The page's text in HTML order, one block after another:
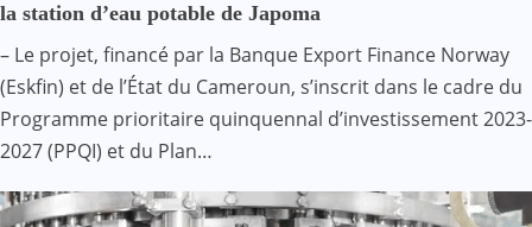
la station d’eau potable de Japoma
– Le projet, financé par la Banque Export Finance Norway
(Eskfin) et de l’État du Cameroun, s’inscrit dans le cadre du
Programme prioritaire quinquennal d’investissement 2023-
2027 (PPQI) et du Plan…